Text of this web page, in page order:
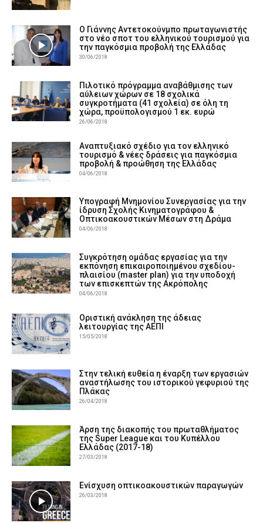
Ο Γιάννης Αντετοκούνμπο πρωταγωνιστής
στο νέο σποτ του ελληνικού τουρισμού για
την παγκόσμια προβολή της Ελλάδας
30/06/2018
Πιλοτικό πρόγραμμα αναβάθμισης των
αύλειων χώρων σε 18 σχολικά
συγκροτήματα (41 σχολεία) σε όλη τη
χώρα, προϋπολογισμού 1 εκ. ευρώ
26/06/2018
Aναπτυξιακό σχέδιο για τον ελληνικό
τουρισμό & νέες δράσεις για παγκόσμια
προβολή & προώθηση της Ελλάδας
04/06/2018
Υπογραφή Μνημονίου Συνεργασίας για την
ίδρυση Σχολής Κινηματογράφου &
Οπτικοακουστικών Μέσων στη Δράμα
04/06/2018
Συγκρότηση ομάδας εργασίας για την
εκπόνηση επικαιροποιημένου σχεδίου-
πλαισίου (master plan) για την υποδοχή
των επισκεπτών της Ακρόπολης
04/06/2018
Οριστική ανάκληση της άδειας
λειτουργίας της ΑΕΠΙ
15/05/2018
Στην τελική ευθεία η έναρξη των εργασιών
αναστήλωσης του ιστορικού γεφυριού της
Πλάκας
26/04/2018
Άρση της διακοπής του πρωταθλήματος
της Super League και του Κυπέλλου
Ελλάδας (2017-18)
27/03/2018
Ενίσχυση οπτικοακουστικών παραγωγών
26/03/2018